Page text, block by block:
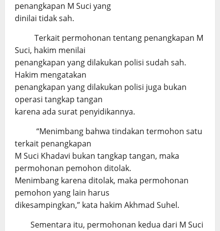
penangkapan M Suci yang
dinilai tidak sah.
Terkait permohonan tentang penangkapan M
Suci, hakim menilai
penangkapan yang dilakukan polisi sudah sah.
Hakim mengatakan
penangkapan yang dilakukan polisi juga bukan
operasi tangkap tangan
karena ada surat penyidikannya.
“Menimbang bahwa tindakan termohon satu
terkait penangkapan
M Suci Khadavi bukan tangkap tangan, maka
permohonan pemohon ditolak.
Menimbang karena ditolak, maka permohonan
pemohon yang lain harus
dikesampingkan,” kata hakim Akhmad Suhel.
Sementara itu, permohonan kedua dari M Suci